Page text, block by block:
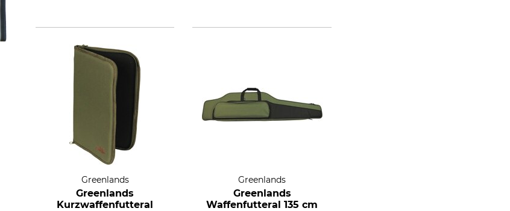
Greenlands
Greenlands
Kurzwaffenfutteral
Greenlands
Greenlands
Waffenfutteral 135 cm